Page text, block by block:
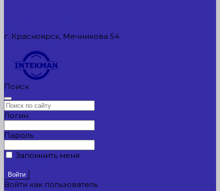
г. Красноярск, Мечникова 54
Поиск
Логин
Пароль
Запомнить меня
Войти как пользователь